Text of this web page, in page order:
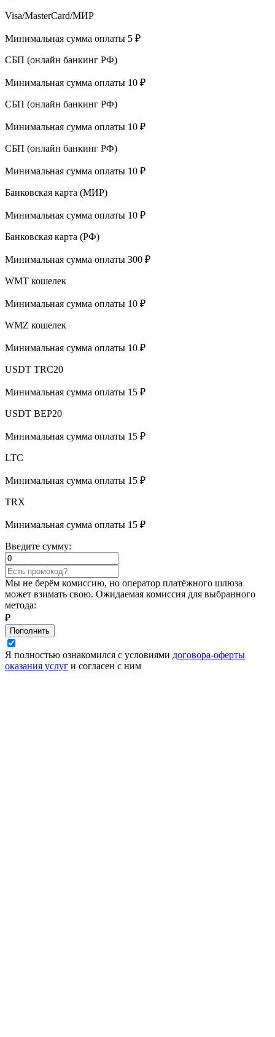
Visa/MasterCard/МИР
Минимальная сумма оплаты 5 ₽
СБП (онлайн банкинг РФ)
Минимальная сумма оплаты 10 ₽
СБП (онлайн банкинг РФ)
Минимальная сумма оплаты 10 ₽
СБП (онлайн банкинг РФ)
Минимальная сумма оплаты 10 ₽
Банковская карта (МИР)
Минимальная сумма оплаты 10 ₽
Банковская карта (РФ)
Минимальная сумма оплаты 300 ₽
WMT кошелек
Минимальная сумма оплаты 10 ₽
WMZ кошелек
Минимальная сумма оплаты 10 ₽
USDT TRC20
Минимальная сумма оплаты 15 ₽
USDT BEP20
Минимальная сумма оплаты 15 ₽
LTC
Минимальная сумма оплаты 15 ₽
TRX
Минимальная сумма оплаты 15 ₽
Введите сумму:
Мы не берём комиссию, но оператор платёжного шлюза
может взимать свою. Ожидаемая комиссия для выбранного
метода:
₽
Пополнить
Я полностью ознакомился с условиями договора-оферты
оказания услуг и согласен с ним